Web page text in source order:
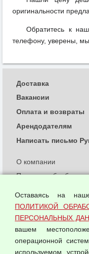
оригинальности
Обратитесь к
телефону, уверены,
О компании
Политика обработки
Согласием на
Оферта оптовой
Публичная оферта
Доставка
Вакансии
Оплата и возвраты
Арендодателям
Написать письмо
Оставаясь на
ПОЛИТИКОЙ
ПЕРСОНАЛЬНЫХ
вашем
операционной
используемом